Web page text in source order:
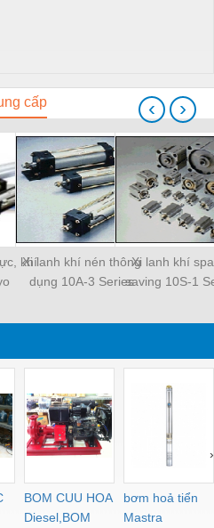
cấp
khí
Xi lanh khí nén thông
dụng 10A-3 Series
Xi lanh khí
saving 10S-1
‹ ›
BOM CUU HOA
Diesel,BOM
bơm hoả tiển
Mastra
›